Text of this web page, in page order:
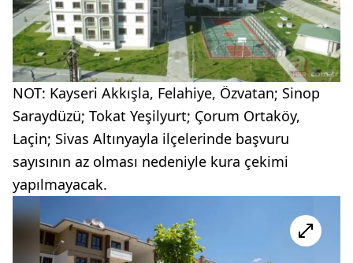
NOT: Kayseri Akkışla, Felahiye, Özvatan; Sinop
Saraydüzü; Tokat Yeşilyurt; Çorum Ortaköy,
Laçin; Sivas Altınyayla ilçelerinde başvuru
sayısının az olması nedeniyle kura çekimi
yapılmayacak.